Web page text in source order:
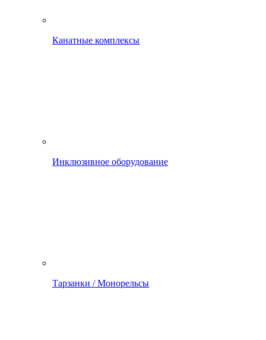
Канатные комплексы
Инклюзивное оборудование
Тарзанки / Монорельсы